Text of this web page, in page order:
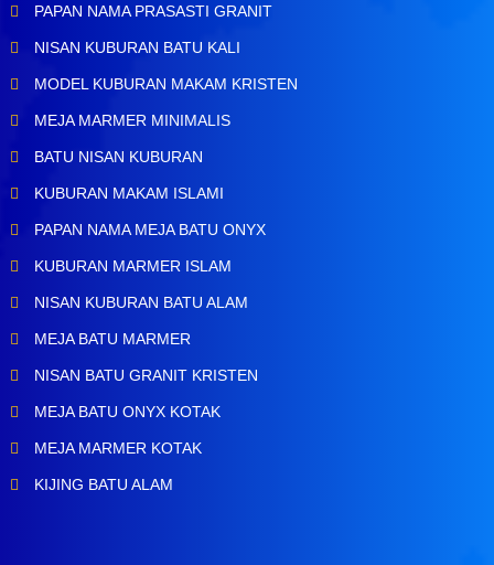
PAPAN NAMA PRASASTI GRANIT
NISAN KUBURAN BATU KALI
MODEL KUBURAN MAKAM KRISTEN
MEJA MARMER MINIMALIS
BATU NISAN KUBURAN
KUBURAN MAKAM ISLAMI
PAPAN NAMA MEJA BATU ONYX
KUBURAN MARMER ISLAM
NISAN KUBURAN BATU ALAM
MEJA BATU MARMER
NISAN BATU GRANIT KRISTEN
MEJA BATU ONYX KOTAK
MEJA MARMER KOTAK
KIJING BATU ALAM